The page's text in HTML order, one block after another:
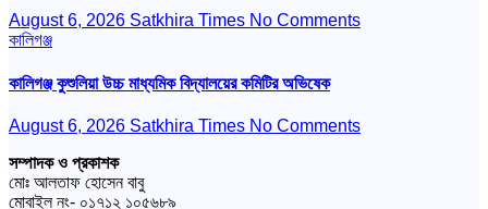
August 6, 2026 Satkhira Times No Comments
কালিগঞ্জ
কালিগঞ্জ কুশুলিয়া উচ্চ মাধ্যমিক বিদ্যালয়ের কমিটির অভিষেক
August 6, 2026 Satkhira Times No Comments
সম্পাদক ও প্রকাশক
মোঃ আলতাফ হোসেন বাবু
মোবাইল নং- ০১৭১২ ১০৫৬৮৯